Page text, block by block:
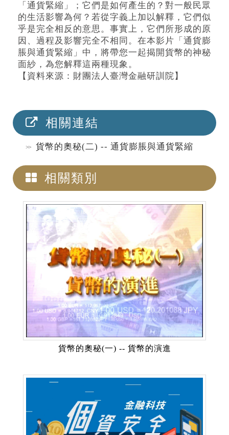
「通貨緊縮」；它們是如何產生的？對一般民眾
的生活影響為何？若從字義上加以解釋，它們似
乎是完全相反的意思。事實上，它們所形成的原
因、過程及影響完全不相同。在本影片「通貨膨
脹與通貨緊縮」中，將帶您一起揭開貨幣的神秘
面紗，為您解釋這兩種現象。
【資料來源：財團法人臺灣金融研訓院】
相關連結
貨幣的奧秘(二) -- 通貨膨脹與通貨緊縮
相關類別
貨幣的奧秘(一) -- 貨幣的演進